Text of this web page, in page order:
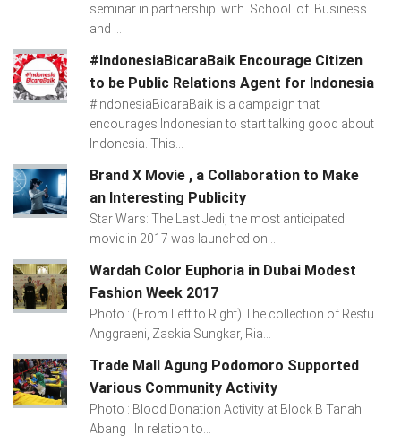
seminar in partnership with School of Business
and ...
#IndonesiaBicaraBaik Encourage Citizen
to be Public Relations Agent for Indonesia
#IndonesiaBicaraBaik is a campaign that
encourages Indonesian to start talking good about
Indonesia. This...
Brand X Movie , a Collaboration to Make
an Interesting Publicity
Star Wars: The Last Jedi, the most anticipated
movie in 2017 was launched on...
Wardah Color Euphoria in Dubai Modest
Fashion Week 2017
Photo : (From Left to Right) The collection of Restu
Anggraeni, Zaskia Sungkar, Ria...
Trade Mall Agung Podomoro Supported
Various Community Activity
Photo : Blood Donation Activity at Block B Tanah
Abang In relation to...